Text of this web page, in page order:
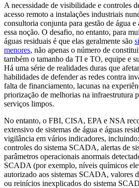
A necessidade de visibilidade e controles
acesso remoto a instalações industriais
consultoria conjunta para gestão de água e
essa noção. O desafio, no entanto, para
águas residuais é que elas geralmente são
menores, não apenas o número de
também o tamanho da TI e TO, equipe e
Há uma série de realidades duras que
habilidades de defender as redes contra
falta de financiamento, lacunas na
priorização de melhorias na infraestrutura
serviços limpos.
No entanto, o FBI, CISA, EPA e NSA
extensivo de sistemas de água e águas
vigilância em vários indicadores,
controles do sistema SCADA, alertas de
parâmetros operacionais anormais
SCADA (por exemplo, níveis químicos
autorizado aos sistemas SCADA, valores
ou reinícios inexplicados do sistema